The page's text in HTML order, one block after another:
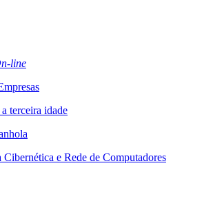
line
terceira idade
e Rede de Computadores